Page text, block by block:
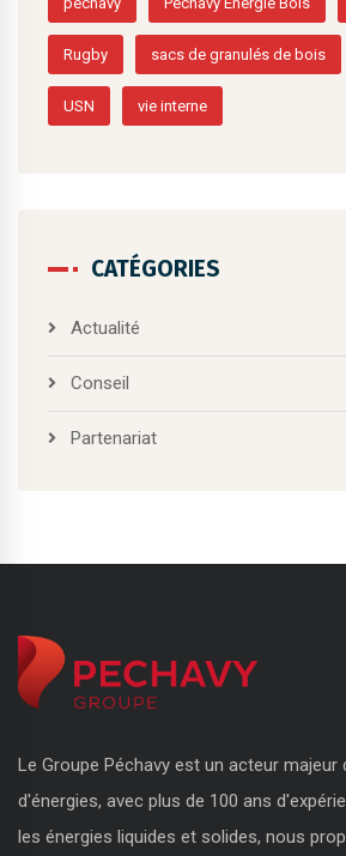
Rugby sacs de granulés de bois
USN vie interne
CATÉGORIES
Actualité
Conseil
Partenariat
Le Groupe Péchavy est un acteur majeur
d'énergies, avec plus de 100 ans
les énergies liquides et solides, nous